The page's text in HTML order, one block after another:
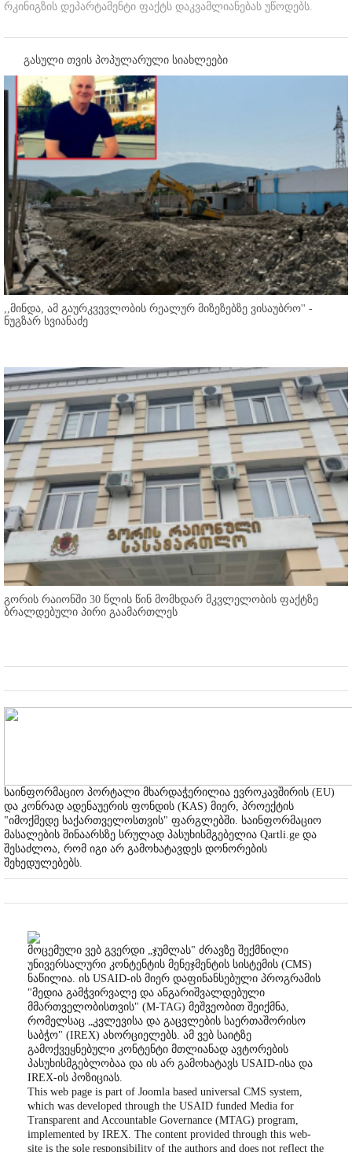
რკინიგზის დეპარტამენტი ფაქტს დაკვამლიანებას უწოდებს.
გასული თვის პოპულარული სიახლეები
,,მინდა, ამ გაურკვევლობის რეალურ მიზეზებზე ვისაუბრო'' -
ნუგზარ სვიანაძე
გორის რაიონში 30 წლის წინ მომხდარ მკვლელობის ფაქტზე
ბრალდებული პირი გაამართლეს
საინფორმაციო პორტალი მხარდაჭერილია ევროკავშირის (EU)
და კონრად ადენაუერის ფონდის (KAS) მიერ, პროექტის
"იმოქმედე საქართველოსთვის" ფარგლებში. საინფორმაციო
მასალების შინაარსზე სრულად პასუხისმგებელია Qartli.ge და
შესაძლოა, რომ იგი არ გამოხატავდეს დონორების
შეხედულებებს.
მოცემული ვებ გვერდი „ჯუმლას" ძრავზე შექმნილი
უნივერსალური კონტენტის მენეჯმენტის სისტემის (CMS)
ნაწილია. ის USAID-ის მიერ დაფინანსებული პროგრამის
"მედია გამჭვირვალე და ანგარიშვალდებული
მმართველობისთვის" (M-TAG) მეშვეობით შეიქმნა,
რომელსაც „კვლევისა და გაცვლების საერთაშორისო
საბჭო" (IREX) ახორციელებს. ამ ვებ საიტზე
გამოქვეყნებული კონტენტი მთლიანად ავტორების
პასუხისმგებლობაა და ის არ გამოხატავს USAID-ისა და
IREX-ის პოზიციას.
This web page is part of Joomla based universal CMS system,
which was developed through the USAID funded Media for
Transparent and Accountable Governance (MTAG) program,
implemented by IREX. The content provided through this web-
site is the sole responsibility of the authors and does not reflect the